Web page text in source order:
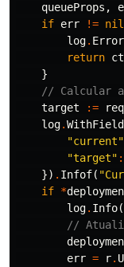
queueProps ,
if err != nil
log.
return
}
// Calcular
target
:=
log.
"current"
"target" :
}) . Infof(
if *
log. Info(
//
err = r.